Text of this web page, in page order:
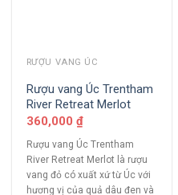
RƯỢU VANG ÚC
Rượu vang Úc Trentham
River Retreat Merlot
360,000 ₫
Rượu vang Úc Trentham
River Retreat Merlot là rượu
vang đỏ có xuất xứ từ Úc với
hương vị của quả dâu đen và